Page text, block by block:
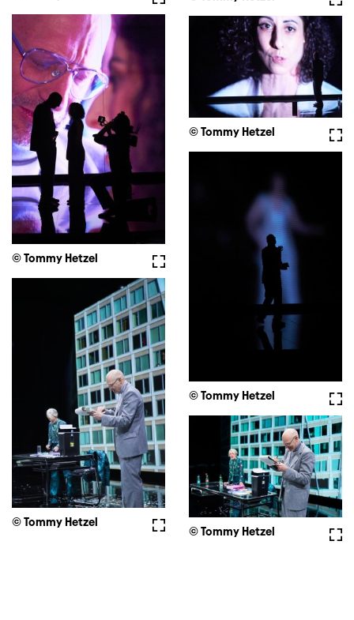
Vollbild
© Tommy Hetzel
© Tommy Hetzel
© Tommy Hetzel
Vollbild
© Tommy Hetzel
© Tommy Hetzel